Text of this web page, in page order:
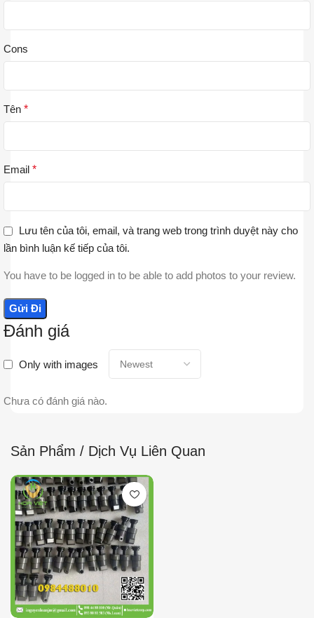
Đánh giá
Only with images
Chưa có đánh giá nào.
Cons
Tên *
Email *
Lưu tên của tôi, email, và trang web trong trình duyệt này cho
lần bình luận kế tiếp của tôi.
You have to be logged in to be able to add photos to your review.
Sản Phẩm / Dịch Vụ Liên Quan